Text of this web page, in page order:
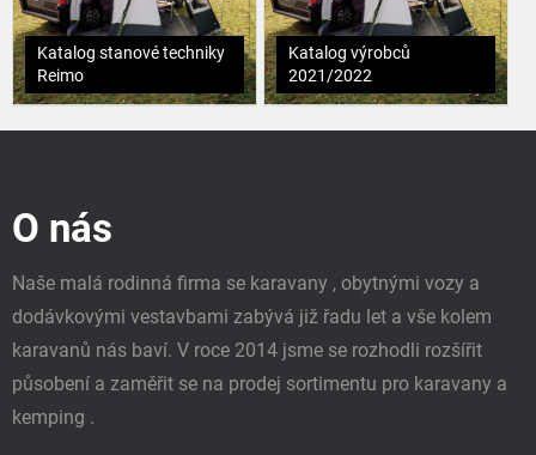
Katalog stanové techniky
Reimo
Katalog výrobců
2021/2022
O nás
Naše malá rodinná firma se karavany , obytnými vozy a
dodávkovými vestavbami zabývá již řadu let a vše kolem
karavanů nás baví. V roce 2014 jsme se rozhodli rozšířit
působení a zaměřit se na prodej sortimentu pro karavany a
kemping .